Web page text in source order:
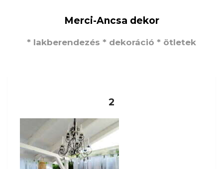
Merci-Ancsa dekor
* lakberendezés * dekoráció * ötletek
2